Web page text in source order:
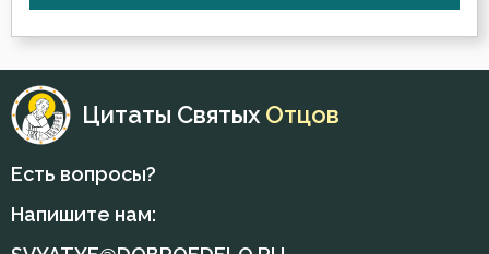
Мудрость
Мысли
Надежда
Нерадение
Цитаты Святых Отцов
Есть вопросы?
Напишите нам: